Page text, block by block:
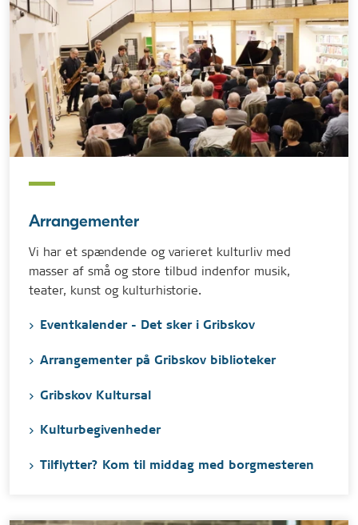
Arrangementer
Vi har et spændende og varieret kulturliv med
masser af små og store tilbud indenfor musik,
teater, kunst og kulturhistorie.
Eventkalender - Det sker i Gribskov
Arrangementer på Gribskov biblioteker
Gribskov Kultursal
Kulturbegivenheder
Tilflytter? Kom til middag med borgmesteren